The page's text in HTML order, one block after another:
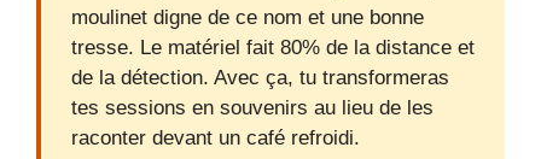
moulinet digne de ce nom et une bonne
tresse. Le matériel fait 80% de la distance et
de la détection. Avec ça, tu transformeras
tes sessions en souvenirs au lieu de les
raconter devant un café refroidi.